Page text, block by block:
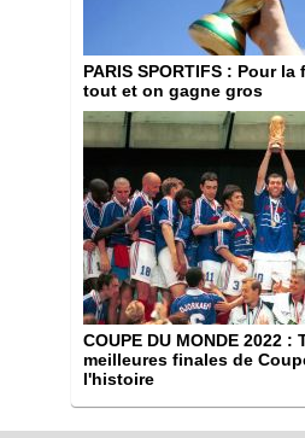
PARIS SPORTIFS : Pour la
tout et on gagne gros
COUPE DU MONDE 2022 :
meilleures finales de
l'histoire